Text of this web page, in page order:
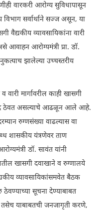
वारकरी आरोग्य सुविधापासून
विभाग सर्वार्थाने सज्ज असून, या
वैद्यकीय व्यावसायिकांना वारी
आरोग्यमंत्री प्रा. डॉ.
झालेल्या उच्चस्तरीय
वारी मार्गावरील काही खासगी
ठेवत असल्याचे आढळून आले आहे.
रुग्णसंख्या वाढल्यास वा
शासकीय यंत्रणेवर ताण
डॉ. सावंत यांनी
खासगी दवाखाने व रुग्णालये
व्यावसायिकांसमवेत बैठक
सूचना देण्याबाबत
तसेच याबाबतची जनजागृती करणे,